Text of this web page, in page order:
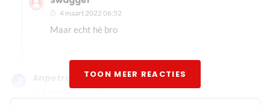
4 maart 2022 06:52
Maar echt hè bro
3 maart 2022 16:58
TOON MEER REACTIES